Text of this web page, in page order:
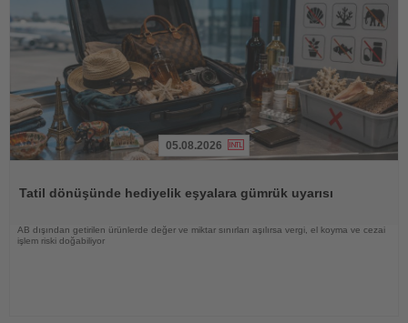
05.08.2026
Tatil dönüşünde hediyelik eşyalara gümrük uyarısı
AB dışından getirilen ürünlerde değer ve miktar sınırları aşılırsa vergi, el koyma ve cezai
işlem riski doğabiliyor